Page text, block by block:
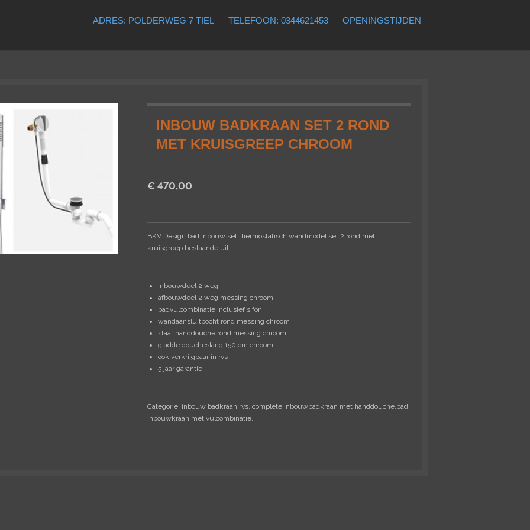
ADRES: POLDERWEG 7 TIEL TELEFOON: 0344621453 OPENINGSTIJDEN
INBOUW BADKRAAN SET 2 ROND
MET KRUISGREEP CHROOM
€ 470,00
BKV Design bad inbouw set thermostatisch wandmodel set 2 rond met
kruisgreep bestaande uit:
inbouwdeel 2 weg
afbouwdeel 2 weg messing chroom
badvulcombinatie inclusief sifon
wandaansluitbocht rond messing chroom
staaf handdouche rond messing chroom
gladde doucheslang 150 cm chroom
ook verkrijgbaar in rvs
5 jaar garantie
Categorie: inbouw badkraan rvs, complete inbouwbadkraan met handdouche,bad
inbouwkraan met vulcombinatie.